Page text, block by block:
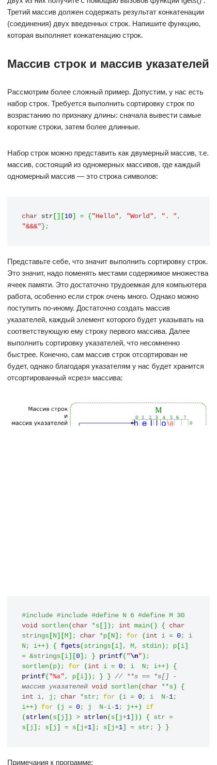
Третий массив должен содержать результат конкатенации
(соединения) двух введенных строк. Напишите функцию,
которая выполняет конкатенацию строк.
Массив строк и массив указателей
Рассмотрим более сложный пример. Допустим, у нас есть
набор строк. Требуется выполнить сортировку строк по
возрастанию по признаку длины: сначала вывести самые
короткие строки, затем более длинные.
Набор строк можно представить как двумерный массив, т.е.
массив, состоящий из одномерных массивов, где каждый
одномерный массив — это строка символов:
char str 10 = { "Hello" , "World" , ". " ,
"&&&" } ;
Представьте себе, что значит выполнить сортировку строк.
Это значит, надо поменять местами содержимое множества
ячеек памяти. Это достаточно трудоемкая для компьютера
работа, особенно если строк очень много. Однако можно
поступить по-иному. Достаточно создать массив
указателей, каждый элемент которого будет указывать на
соответствующую ему строку первого массива. Далее
выполнить сортировку указателей, что несомненно
быстрее. Конечно, сам массив строк отсортирован не
будет, однако благодаря указателям у нас будет хранится
отсортированный «срез» массива:
#include #include #define N 6 #define M 30
void
sortlen( char *s ) ; int main( ) {
char
strings
N M ; char *p N ; for ( int i = 0 ;
N ; i++ ) { fgets( strings i , M , stdin ) ; p i
= &strings i 0 ; } printf( "\n" ) ;
sortlen( p ) ; for ( int i = 0 ; i N ; i++ )
{
printf( "%s" , p i ) ; } } // **s == *s[] -
массив указателей void sortlen( char **s )
{
int i, j ; char *str ; for ( i = 0 ; i N - 1 ;
i++ ) for ( j = 0 ; j N - i- 1 ; j++ )
if
( strlen( s j ) > strlen( s j+1 ) ) { str =
s j ; s j = s j+1 ; s j+1 = str ; } }
Примечания к программе: